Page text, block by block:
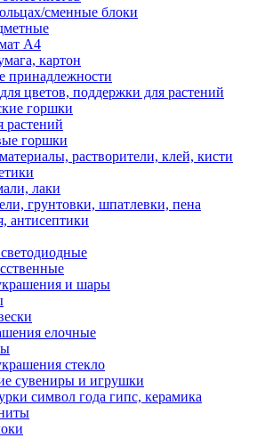
сменные блоки
А4
картон
принадлежности
цветов, поддержки для растений
горшки
горшки
растворители, клей, кисти
лаки
грунтовки, шпатлевки, пена
антисептики
и шары
елочные
стекло
сувениры и игрушки
символ года гипс, керамика